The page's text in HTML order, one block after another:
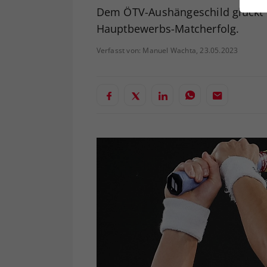
Dem ÖTV-Aushängeschild
Hauptbewerbs-Matcherfolg.
Verfasst von: Manuel Wachta, 23.05.2023